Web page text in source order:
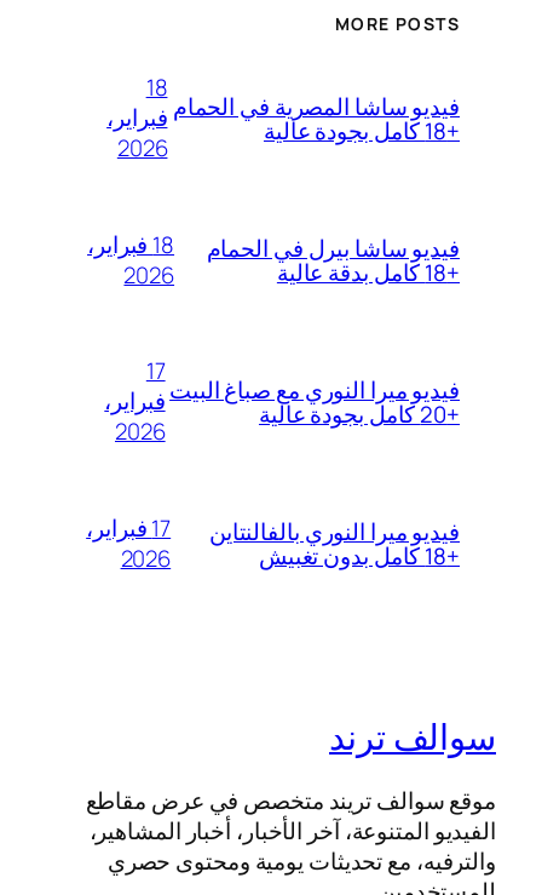
MORE POSTS
فيديو ساشا المصرية في الحمام
+18 كامل بجودة عالية
18
فبراير،
2026
فيديو ساشا بيرل في الحمام
+18 كامل بدقة عالية
18 فبراير،
2026
فيديو ميرا النوري مع صباغ البيت
+20 كامل بجودة عالية
17
فبراير،
2026
فيديو ميرا النوري بالفالنتاين
+18 كامل بدون تغبيش
17 فبراير،
2026
سوالف ترند
موقع سوالف تريند متخصص في عرض مقاطع
الفيديو المتنوعة، آخر الأخبار، أخبار المشاهير،
والترفيه، مع تحديثات يومية ومحتوى حصري